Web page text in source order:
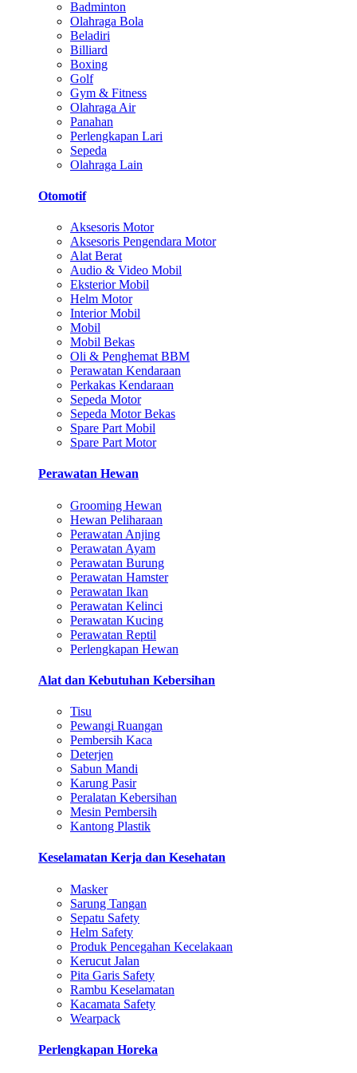
Badminton
Olahraga Bola
Beladiri
Billiard
Boxing
Golf
Gym & Fitness
Olahraga Air
Panahan
Perlengkapan Lari
Sepeda
Olahraga Lain
Otomotif
Aksesoris Motor
Aksesoris Pengendara Motor
Alat Berat
Audio & Video Mobil
Eksterior Mobil
Helm Motor
Interior Mobil
Mobil
Mobil Bekas
Oli & Penghemat BBM
Perawatan Kendaraan
Perkakas Kendaraan
Sepeda Motor
Sepeda Motor Bekas
Spare Part Mobil
Spare Part Motor
Perawatan Hewan
Grooming Hewan
Hewan Peliharaan
Perawatan Anjing
Perawatan Ayam
Perawatan Burung
Perawatan Hamster
Perawatan Ikan
Perawatan Kelinci
Perawatan Kucing
Perawatan Reptil
Perlengkapan Hewan
Alat dan Kebutuhan Kebersihan
Tisu
Pewangi Ruangan
Pembersih Kaca
Deterjen
Sabun Mandi
Karung Pasir
Peralatan Kebersihan
Mesin Pembersih
Kantong Plastik
Keselamatan Kerja dan Kesehatan
Masker
Sarung Tangan
Sepatu Safety
Helm Safety
Produk Pencegahan Kecelakaan
Kerucut Jalan
Pita Garis Safety
Rambu Keselamatan
Kacamata Safety
Wearpack
Perlengkapan Horeka